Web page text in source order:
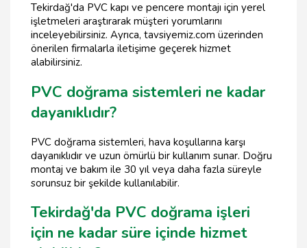
Tekirdağ'da PVC kapı ve pencere montajı için yerel
işletmeleri araştırarak müşteri yorumlarını
inceleyebilirsiniz. Ayrıca, tavsiyemiz.com üzerinden
önerilen firmalarla iletişime geçerek hizmet
alabilirsiniz.
PVC doğrama sistemleri ne kadar
dayanıklıdır?
PVC doğrama sistemleri, hava koşullarına karşı
dayanıklıdır ve uzun ömürlü bir kullanım sunar. Doğru
montaj ve bakım ile 30 yıl veya daha fazla süreyle
sorunsuz bir şekilde kullanılabilir.
Tekirdağ'da PVC doğrama işleri
için ne kadar süre içinde hizmet